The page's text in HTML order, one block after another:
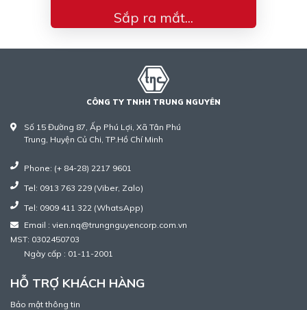
Sắp ra mắt...
CÔNG TY TNHH TRUNG NGUYÊN
Số 15 Đường 87, Ấp Phú Lợi, Xã Tân Phú
Trung, Huyện Củ Chi, TP.Hồ Chí Minh
Phone: (+ 84-28) 2217 9601
Tel: 0913 763 229 (Viber, Zalo)
Tel: 0909 411 322 (WhatsApp)
Email : vien.nq@trungnguyencorp.com.vn
MST: 0302450703
Ngày cấp : 01-11-2001
HỖ TRỢ KHÁCH HÀNG
Bảo mật thông tin